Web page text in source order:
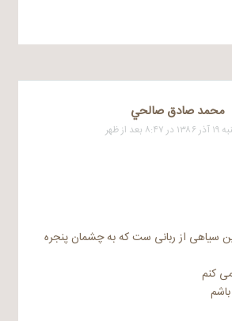
محمد صادق صالحي
از ظهر
سیاهی از ربانی ست که به چشمان پنجره
کنم